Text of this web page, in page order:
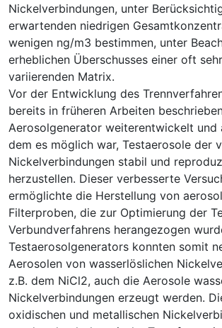
Nickelverbindungen, unter
erwartenden niedrigen
wenigen ng/m3 bestimmen, unter
erheblichen Überschusses einer oft
variierenden Matrix.
Vor der Entwicklung des
bereits in früheren Arbeiten
Aerosolgenerator weiterentwickelt und
dem es möglich war, Testaerosole der
Nickelverbindungen stabil und
herzustellen. Dieser verbesserte
ermöglichte die Herstellung von
Filterproben, die zur Optimierung der
Verbundverfahrens herangezogen
Testaerosolgenerators konnten somit
Aerosolen von wasserlöslichen
z.B. dem NiCl2, auch die Aerosole
Nickelverbindungen erzeugt werden.
oxidischen und metallischen